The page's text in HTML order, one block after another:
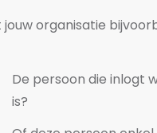
jouw organisatie
De persoon die inlogt
is?